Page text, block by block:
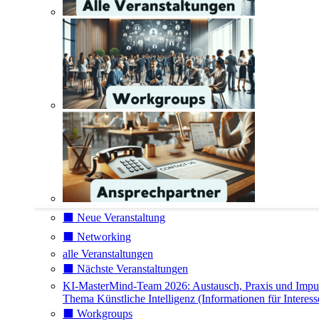
⬛️ Neue Veranstaltung
⬛️ Networking
alle Veranstaltungen
⬛️ Nächste Veranstaltungen
KI-MasterMind-Team 2026: Austausch, Praxis und
Thema Künstliche Intelligenz (Informationen für
⬛️ Workgroups